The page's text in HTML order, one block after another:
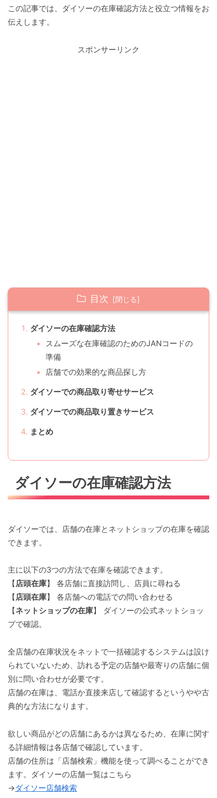
この記事では、ダイソーの在庫確認方法と役立つ情報をお
伝えします。
スポンサーリンク
目次
ダイソーの在庫確認方法
スムーズな在庫確認のためのJANコードの
準備
店舗での効果的な商品探し方
ダイソーでの商品取り寄せサービス
ダイソーでの商品取り置きサービス
まとめ
ダイソーの在庫確認方法
ダイソーでは、店舗の在庫とネットショップの在庫を確認
できます。
主に以下の3つの方法で在庫を確認できます。
【店頭在庫】 各店舗に直接訪問し、店員に尋ねる
【店頭在庫】 各店舗への電話での問い合わせる
【ネットショップの在庫】 ダイソーの公式ネットショッ
プで確認。
全店舗の在庫状況をネットで一括確認するシステムは設け
られていないため、訪れる予定の店舗や最寄りの店舗に個
別に問い合わせが必要です。
店舗の在庫は、電話か直接来店して確認するというやや古
典的な方法になります。
欲しい商品がどの店舗にあるかは異なるため、在庫に関す
る詳細情報は各店舗で確認しています。
店舗の住所は「店舗検索」機能を使って調べることができ
ます。ダイソーの店舗一覧はこちら
→ダイソー店舗検索